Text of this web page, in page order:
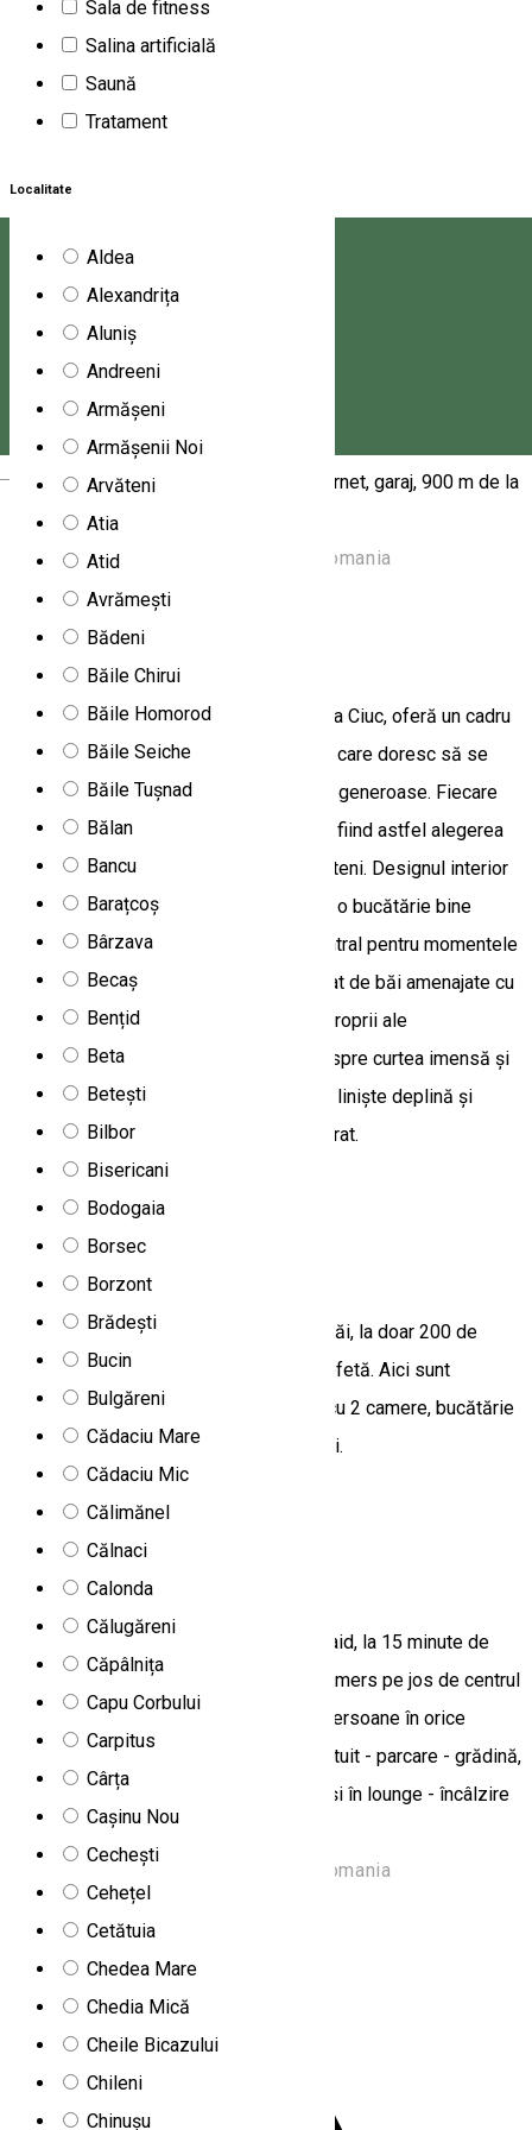
Sala de fitness
Salina artificială
Saună
Tratament
Localitate
Aldea
Alexandrița
Aluniș
Andreeni
Armășeni
Armășenii Noi
Arvăteni
Atia
Atid
Avrămești
Bădeni
Băile Chirui
Băile Homorod
Băile Seiche
Băile Tușnad
Bălan
Bancu
Barațcoș
Bârzava
Becaș
Bențid
Beta
Betești
Bilbor
Bisericani
Bodogaia
Borsec
Borzont
Brădești
Bucin
Bulgăreni
Cădaciu Mare
Cădaciu Mic
Călimănel
Călnaci
Calonda
Călugăreni
Căpâlnița
Capu Corbului
Carpitus
Cârța
Cașinu Nou
Cechești
Cehețel
Cetătuia
Chedea Mare
Chedia Mică
Cheile Bicazului
Chileni
Chinușu
Pentru oaspeții cu copii, chalet-ul pune la dispoziție
echipament de joacă în aer liber. Complexul are o zonă de
picnic unde puteți petrece o zi în aer liber. Cel mai apropiat
aeroport este Aeroportul Internațional Bacău, la 114 km de
Apartament
Apartament Dóri
Apartamentul de închiriat Dóri se află în stațiunea Harghita
Băi. Apartamentul pune la dispoziția turiștilor trei camere.
Parter: 2 bai, living, bucatarie si baie. Etaj: 3 camere. 2
televizoare. Centala termica, curte, internet, garaj, 900 m de la
centru.
Strada Harghita Băi, Harghita-Băi, Romania
Apartament
Apartamentele 4 Fa, situate în Miercurea Ciuc, oferă un cadru
modern și apropiat de natură pentru cei care doresc să se
relaxeze, îmbinând confortul cu spațiile generoase. Fiecare
casă dispune de șase locuri de cazare, fiind astfel alegerea
ideală pentru familii sau grupuri de prieteni. Designul interior
este definit de un living spațios, unit cu o bucătărie bine
echipată, care servește drept punct central pentru momentele
petrecute împreună, totul fiind completat de băi amenajate cu
gust și o atmosferă plăcută. Terasele proprii ale
apartamentelor oferă o vedere directă spre curtea imensă și
plină de verdeață, asigurând oaspeților liniște deplină și
posibilitatea de a se bucura de aerul curat.
Miercurea Ciuc, Romania
Apartament
Apartamente Ildis
Unitatea de cazare se află în Harghita Băi, la doar 200 de
metri de pârtie și la 500 de metri de mofetă. Aici sunt
disponibile două apartamente, fiecare cu 2 camere, bucătărie
și baie, pregătite să primească oaspeții.
Harghita-Băi 26/A
Apartament
Apartamente Mirtur
Apartamentele Mirtur sunt situate în Praid, la 15 minute de
mers pe jos de Salină și la 5 minute de mers pe jos de centrul
de wellness. Cazarea poate găzdui 9 persoane în orice
perioadă a anului. Servicii: - internet gratuit - parcare - grădină,
curte - bucatarie utilată - TV în camere și în lounge - încâlzire
centrală - leagăn - filagoria cu gratar.
Strada Minei 89/A, Praid 537240, Romania
Apartamente Sanderson